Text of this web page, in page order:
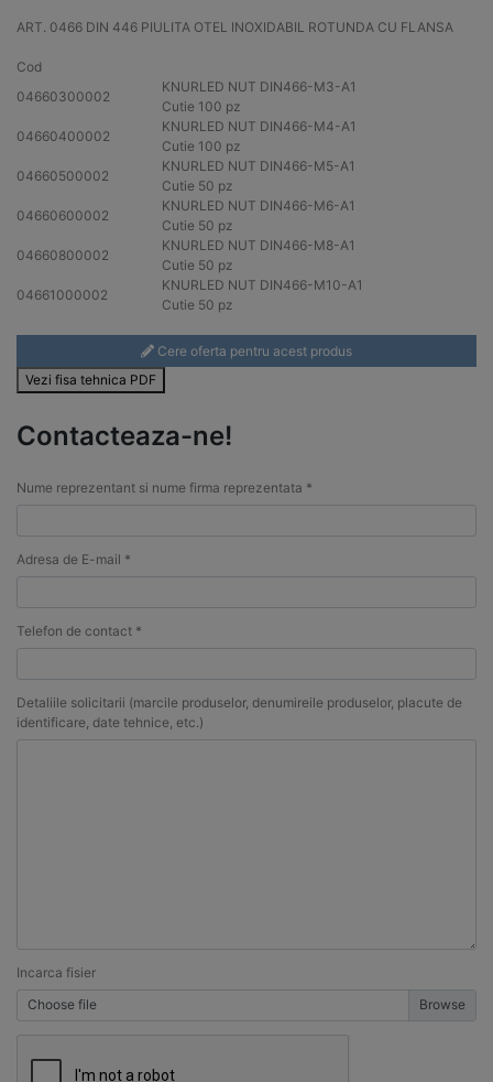
ART. 0466 DIN 446 PIULITA OTEL INOXIDABIL ROTUNDA CU FLANSA
Cod
04660300002
KNURLED NUT DIN466-M3-A1
Cutie 100 pz
04660400002
KNURLED NUT DIN466-M4-A1
Cutie 100 pz
04660500002
KNURLED NUT DIN466-M5-A1
Cutie 50 pz
04660600002
KNURLED NUT DIN466-M6-A1
Cutie 50 pz
04660800002
KNURLED NUT DIN466-M8-A1
Cutie 50 pz
04661000002
KNURLED NUT DIN466-M10-A1
Cutie 50 pz
Cere oferta pentru acest produs
Vezi fisa tehnica PDF
Contacteaza-ne!
Nume reprezentant si nume firma reprezentata *
Adresa de E-mail *
Telefon de contact *
Detaliile solicitarii (marcile produselor, denumireile produselor, placute de
identificare, date tehnice, etc.)
Incarca fisier
Choose file